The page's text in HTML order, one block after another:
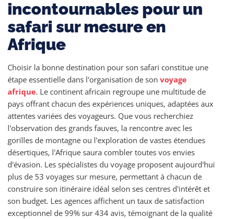
incontournables pour un
safari sur mesure en
Afrique
Choisir la bonne destination pour son safari constitue une
étape essentielle dans l'organisation de son voyage
afrique. Le continent africain regroupe une multitude de
pays offrant chacun des expériences uniques, adaptées aux
attentes variées des voyageurs. Que vous recherchiez
l'observation des grands fauves, la rencontre avec les
gorilles de montagne ou l'exploration de vastes étendues
désertiques, l'Afrique saura combler toutes vos envies
d'évasion. Les spécialistes du voyage proposent aujourd'hui
plus de 53 voyages sur mesure, permettant à chacun de
construire son itinéraire idéal selon ses centres d'intérêt et
son budget. Les agences affichent un taux de satisfaction
exceptionnel de 99% sur 434 avis, témoignant de la qualité